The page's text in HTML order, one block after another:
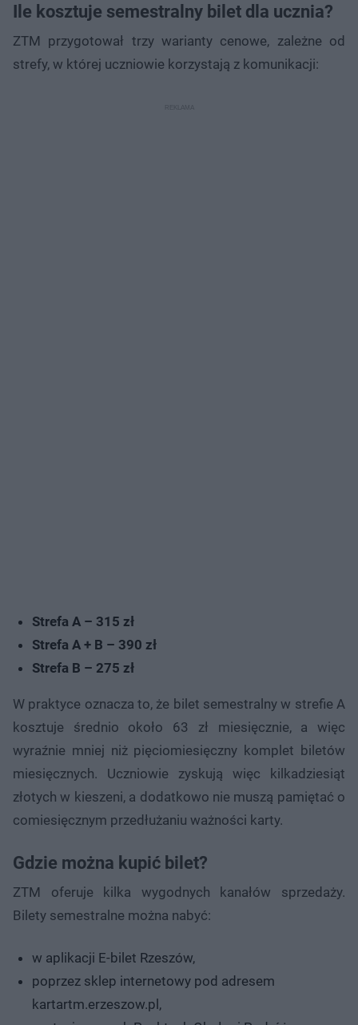
Ile kosztuje semestralny bilet dla ucznia?
ZTM przygotował trzy warianty cenowe, zależne od
strefy, w której uczniowie korzystają z komunikacji:
Strefa A – 315 zł
Strefa A + B – 390 zł
Strefa B – 275 zł
W praktyce oznacza to, że bilet semestralny w strefie A
kosztuje średnio około 63 zł miesięcznie, a więc
wyraźnie mniej niż pięciomiesięczny komplet biletów
miesięcznych. Uczniowie zyskują więc kilkadziesiąt
złotych w kieszeni, a dodatkowo nie muszą pamiętać o
comiesięcznym przedłużaniu ważności karty.
Gdzie można kupić bilet?
ZTM oferuje kilka wygodnych kanałów sprzedaży.
Bilety semestralne można nabyć:
w aplikacji E-bilet Rzeszów,
poprzez sklep internetowy pod adresem
kartartm.erzeszow.pl,